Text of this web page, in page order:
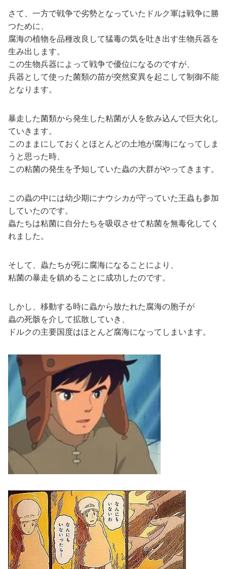
さて、一方で戦争で劣勢となっていたドルク軍は戦争に勝
つために、
腐海の植物を品種改良して猛毒の気を吐き出す生物兵器を
生み出します。
この生物兵器によって戦争で優位になるのですが、
兵器として使った菌類の苗が突然変異を起こして制御不能
となります。
暴走した菌類から発生した粘菌が人を飲み込んで巨大化し
ていきます。
このままにしておくとほとんどの土地が腐海になってしま
うと思った時、
この粘菌の発生を予知していた蟲の大群がやってきます。
この蟲の中には幼少期にナウシカが守っていた王蟲も参加
していたのです。
蟲たちは粘菌に自分たちを吸収させて粘菌を無毒化してく
れました。
そして、蟲たちが死に腐海になることにより、
粘菌の暴走を鎮めることに成功したのです。
しかし、移動する時に蟲から放たれた腐海の胞子が
蟲の死骸を介して拡散していき、
ドルクの主要国度はほとんど腐海になってしまいます。